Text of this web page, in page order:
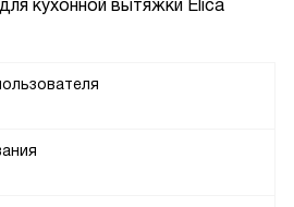
кухонной вытяжки Elica